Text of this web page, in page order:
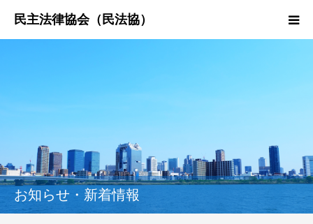
お知らせ・新着情報
決議・声明・意見書